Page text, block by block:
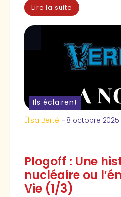
Lire la suite
Ils éclairent
Élisa Berté - 8 octobre 2025
Plogoff : Une
nucléaire ou
Vie (1/3)